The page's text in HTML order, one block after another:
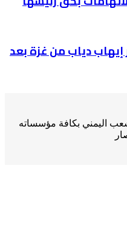
إيهاب دياب من غزة بعد
اليمني بكافة مؤسساته